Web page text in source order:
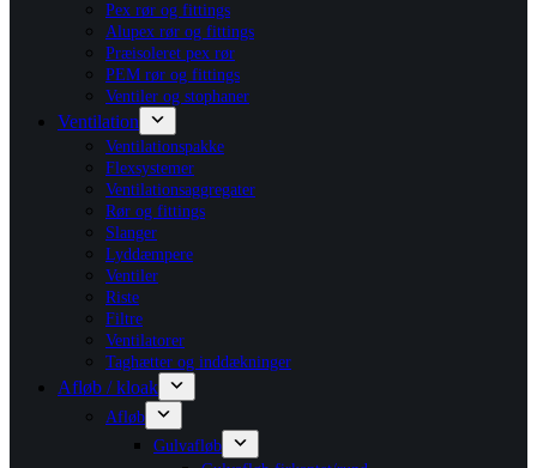
Pex rør og fittings
Alupex rør og fittings
Præisoleret pex rør
PEM rør og fittings
Ventiler og stophaner
Ventilation
Ventilationspakke
Flexsystemer
Ventilationsaggregater
Rør og fittings
Slanger
Lyddæmpere
Ventiler
Riste
Filtre
Ventilatorer
Taghætter og inddækninger
Afløb / kloak
Afløb
Gulvafløb